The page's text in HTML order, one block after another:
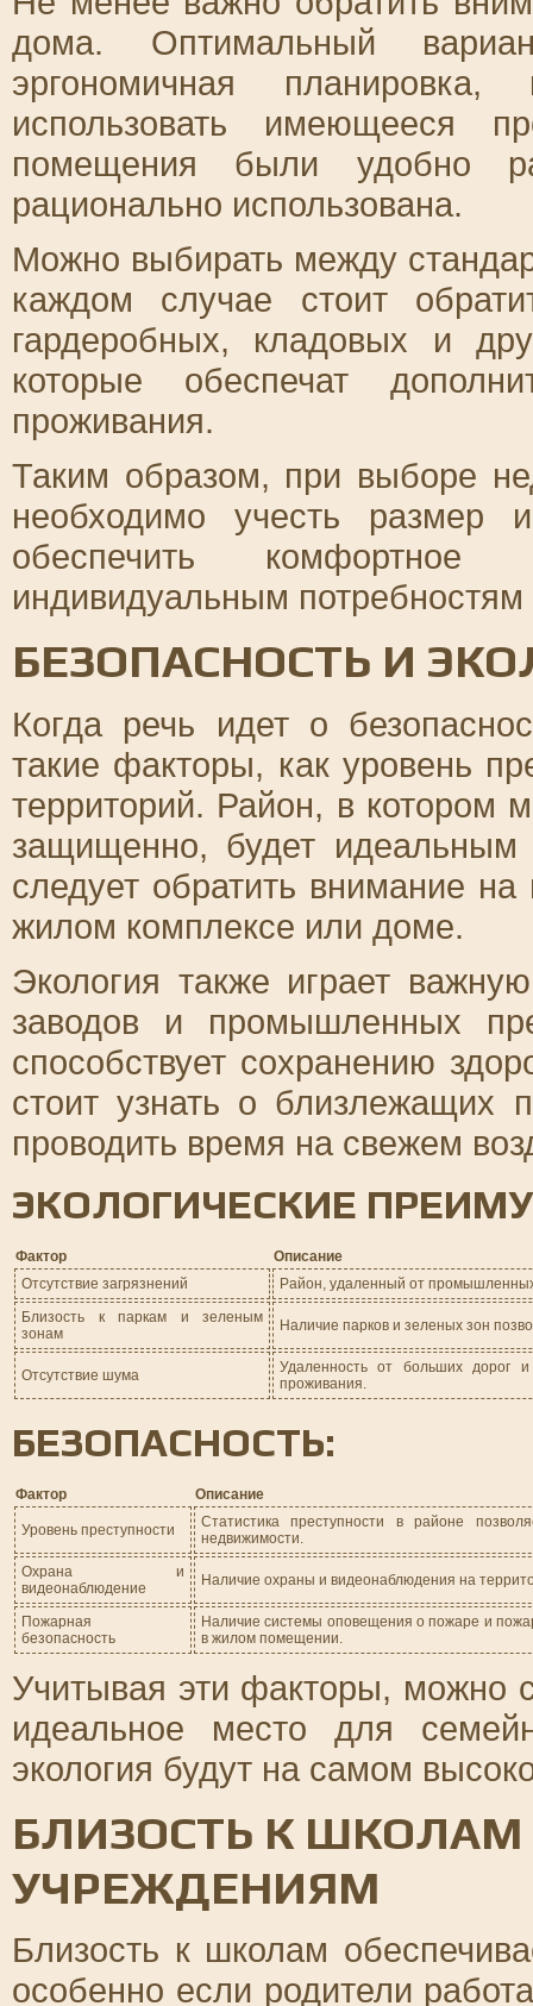
дома. Оптимальный
эргономичная
использовать имеющееся
помещения были удобно
рационально использована.
Можно выбирать между
каждом случае стоит
гардеробных, кладовых и
которые обеспечат
проживания.
Таким образом, при выборе
необходимо учесть размер
обеспечить комфортное
индивидуальным
БЕЗОПАСНОСТЬ И
Когда речь идет о
такие факторы, как уровень
территорий. Район, в котором
защищенно, будет
следует обратить внимание
жилом комплексе или доме.
Экология также играет
заводов и промышленных
способствует сохранению
стоит узнать о близлежащих
проводить время на свежем
ЭКОЛОГИЧЕСКИЕ
Фактор
Описание
Отсутствие загрязнений
Район, удаленный от промышленных
Близость к паркам и зеленым
зонам
Наличие парков и зеленых зон
Отсутствие шума
Удаленность от больших дорог
проживания.
БЕЗОПАСНОСТЬ:
Фактор Описание
Уровень преступности
Статистика преступности в районе
недвижимости.
Охрана и
видеонаблюдение
Наличие охраны и видеонаблюдения на
Пожарная
безопасность
Наличие системы оповещения о пожаре и
в жилом помещении.
Учитывая эти факторы, можно
идеальное место для
экология будут на самом
БЛИЗОСТЬ К
УЧРЕЖДЕНИЯМ
Близость к школам
особенно если родители